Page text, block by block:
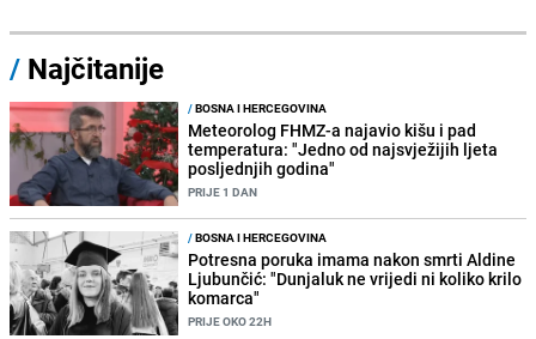
/ Najčitanije
/BOSNA I HERCEGOVINA
Meteorolog FHMZ-a najavio kišu i pad
temperatura: "Jedno od najsvježijih ljeta
posljednjih godina"
PRIJE 1 DAN
/BOSNA I HERCEGOVINA
Potresna poruka imama nakon smrti Aldine
Ljubunčić: "Dunjaluk ne vrijedi ni koliko krilo
komarca"
PRIJE OKO 22H